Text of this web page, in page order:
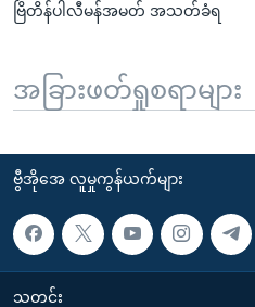
ဗြိတိန်ပါလီမန်အမတ် အသတ်ခံရ
အခြားဖတ်ရှုစရာများ
ဗွီအိုအေ လူမှုကွန်ယက်များ
သတင်း